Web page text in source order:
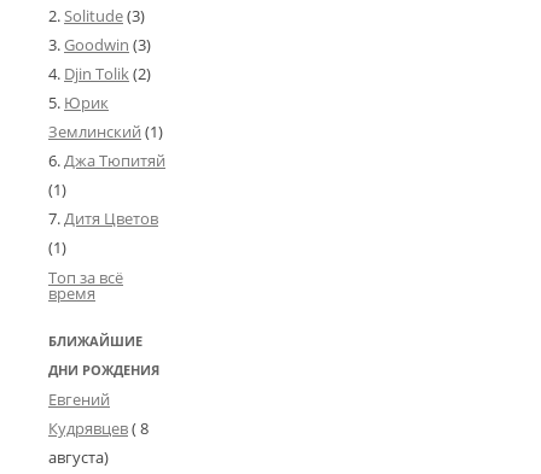
Solitude(3)
Goodwin (3)
Djin Tolik(2)
Юрик
Землинский (1)
Джа Тюпитяй
(1)
Дитя Цветов
(1)
Топ за всё
время
БЛИЖАЙШИЕ
ДНИ РОЖДЕНИЯ
Евгений
Кудрявцев( 8
августа)